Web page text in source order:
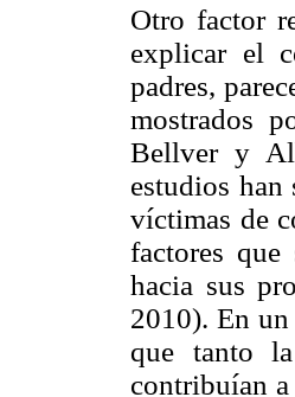
Otro factor
explicar el
padres,
mostrados
Bellver y
estudios
víctimas de
factores
hacia sus
2010). En
que tanto
contribuían